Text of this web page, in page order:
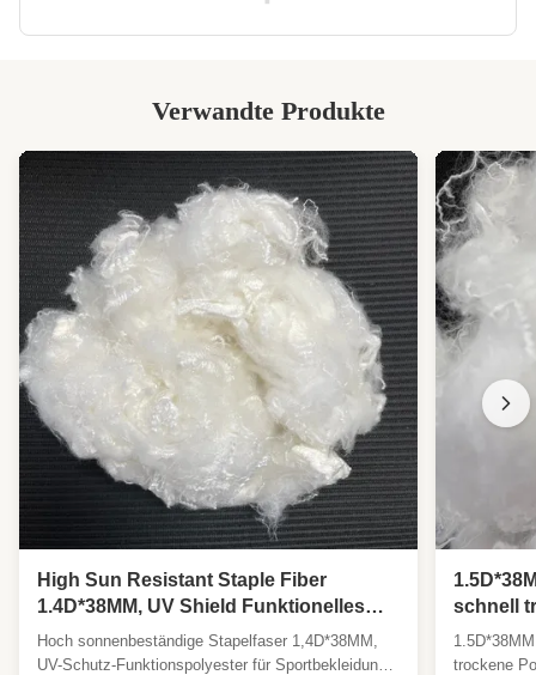
Verwandte Produkte
High Sun Resistant Staple Fiber
1.4D*38MM, UV Shield Funktionelles
Polyester für Sportbekleidung und
Strandgewebe
Hoch sonnenbeständige Stapelfaser 1,4D*38MM,
UV-Schutz-Funktionspolyester für Sportbekleidung
schnell
trockene